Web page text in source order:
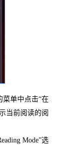
单中点击“在
当前阅读的阅
Mode”选